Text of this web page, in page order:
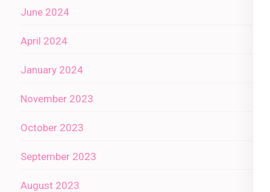
June 2024
April 2024
January 2024
November 2023
October 2023
September 2023
August 2023